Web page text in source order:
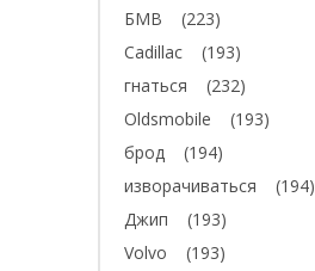
БМВ
(223)
Cadillac
(193)
гнаться
(232)
Oldsmobile
(193)
брод
(194)
изворачиваться
(194)
Джип
(193)
Volvo
(193)